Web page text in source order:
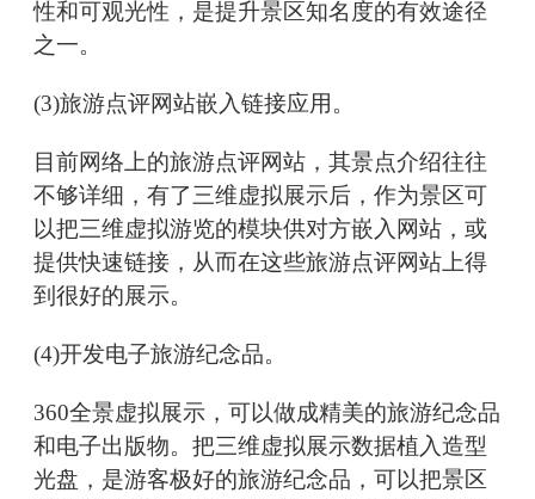
性和可观光性，是提升景区知名度的有效途径
之一。
(3)旅游点评网站嵌入链接应用。
目前网络上的旅游点评网站，其景点介绍往往
不够详细，有了三维虚拟展示后，作为景区可
以把三维虚拟游览的模块供对方嵌入网站，或
提供快速链接，从而在这些旅游点评网站上得
到很好的展示。
(4)开发电子旅游纪念品。
360全景虚拟展示，可以做成精美的旅游纪念品
和电子出版物。把三维虚拟展示数据植入造型
光盘，是游客极好的旅游纪念品，可以把景区